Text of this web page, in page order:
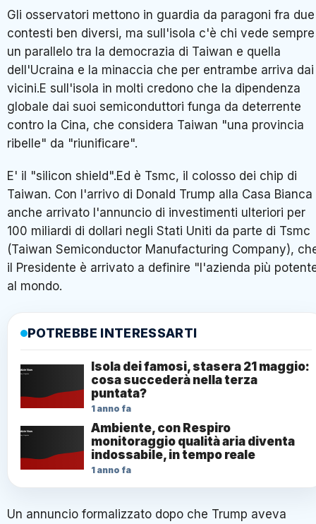
Gli osservatori mettono in guardia da paragoni fra due
contesti ben diversi, ma sull'isola c'è chi vede sempre
un parallelo tra la democrazia di Taiwan e quella
dell'Ucraina e la minaccia che per entrambe arriva dai
vicini.E sull'isola in molti credono che la dipendenza
globale dai suoi semiconduttori funga da deterrente
contro la Cina, che considera Taiwan "una provincia
ribelle" da "riunificare".
E' il "silicon shield".Ed è Tsmc, il colosso dei chip di
Taiwan. Con l'arrivo di Donald Trump alla Casa Bianca
anche arrivato l'annuncio di investimenti ulteriori per
100 miliardi di dollari negli Stati Uniti da parte di Tsmc
(Taiwan Semiconductor Manufacturing Company),
il Presidente è arrivato a definire "l'azienda più
al mondo.
POTREBBE INTERESSARTI
Isola dei famosi, stasera 21 maggio:
cosa succederà nella terza
puntata?
1 anno fa
Ambiente, con Respiro
monitoraggio qualità aria diventa
indossabile, in tempo reale
1 anno fa
Un annuncio formalizzato dopo che Trump aveva